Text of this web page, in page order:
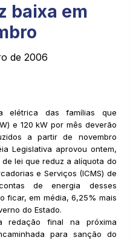
baixa em
de 2006
elétrica das famílias que
e 120 kW por mês deverão
a partir de novembro
Legislativa aprovou ontem,
lei que reduz a alíquota do
e Serviços (ICMS) de
de energia desses
ficar, em média, 6,25% mais
do Estado.
redação final na próxima
para sanção do